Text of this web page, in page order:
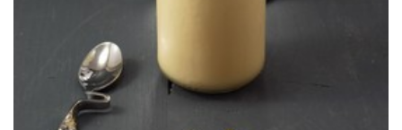
YOGUR DE CAFÉ & CARDAMOMO